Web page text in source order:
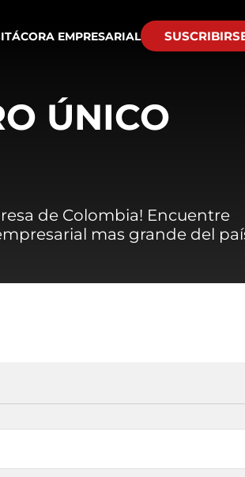
EMPRESARIAL
ÚNICO
de Colombia! Encuentre
mas grande del